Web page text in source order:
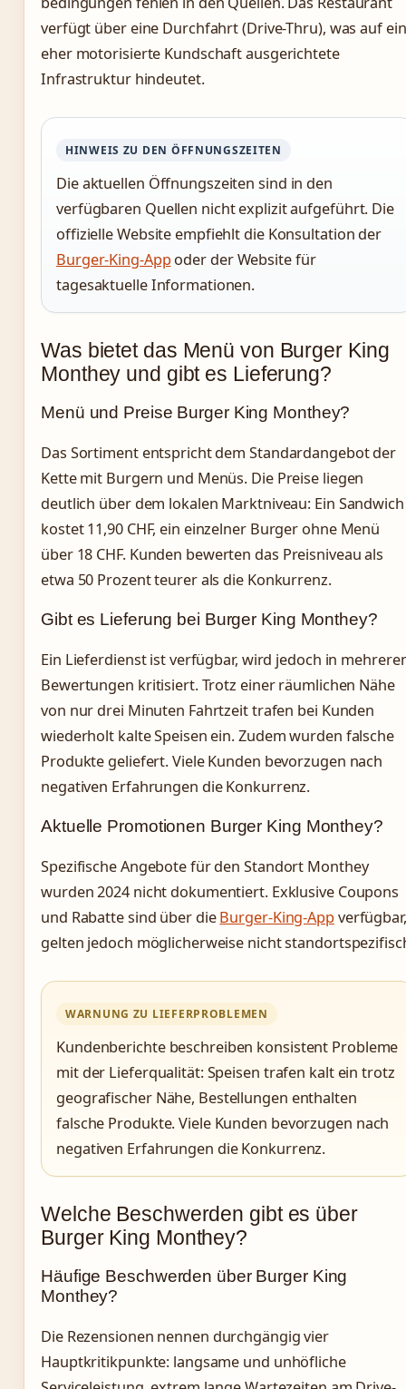
verfügt über eine Durchfahrt (Drive-Thru), was auf
eher motorisierte Kundschaft ausgerichtete
Infrastruktur hindeutet.
HINWEIS ZU DEN ÖFFNUNGSZEITEN
Die aktuellen Öffnungszeiten sind in den
verfügbaren Quellen nicht explizit aufgeführt. Die
offizielle Website empfiehlt die Konsultation der
Burger-King-Appoder der Website für
tagesaktuelle Informationen.
Was bietet das Menü von Burger King
Monthey und gibt es Lieferung?
Menü und Preise Burger King Monthey?
Das Sortiment entspricht dem Standardangebot der
Kette mit Burgern und Menüs. Die Preise liegen
deutlich über dem lokalen Marktniveau: Ein Sandwich
kostet 11,90 CHF, ein einzelner Burger ohne Menü
über 18 CHF. Kunden bewerten das Preisniveau als
etwa 50 Prozent teurer als die Konkurrenz.
Gibt es Lieferung bei Burger King Monthey?
Ein Lieferdienst ist verfügbar, wird jedoch in
Bewertungen kritisiert. Trotz einer räumlichen Nähe
von nur drei Minuten Fahrtzeit trafen bei Kunden
wiederholt kalte Speisen ein. Zudem wurden falsche
Produkte geliefert. Viele Kunden bevorzugen nach
negativen Erfahrungen die Konkurrenz.
Aktuelle Promotionen Burger King Monthey?
Spezifische Angebote für den Standort Monthey
wurden 2024 nicht dokumentiert. Exklusive Coupons
und Rabatte sind über dieBurger-King-Appverfügbar,
gelten jedoch möglicherweise nicht
WARNUNG ZU LIEFERPROBLEMEN
Kundenberichte beschreiben konsistent Probleme
mit der Lieferqualität: Speisen trafen kalt ein trotz
geografischer Nähe, Bestellungen enthalten
falsche Produkte. Viele Kunden bevorzugen nach
negativen Erfahrungen die Konkurrenz.
Welche Beschwerden gibt es über
Burger King Monthey?
Häufige Beschwerden über Burger King
Monthey?
Die Rezensionen nennen durchgängig vier
Hauptkritikpunkte: langsame und unhöfliche